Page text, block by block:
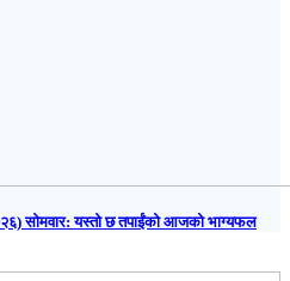
साेमवार: यस्तो छ तपाईंको आजको भाग्यफल